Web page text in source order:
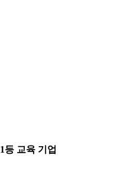
등 교육 기업